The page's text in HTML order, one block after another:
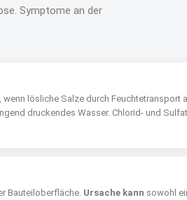
Symptome an der
lösliche Salze durch Feuchtetransport
druckendes Wasser. Chlorid- und
Bauteiloberfläche. Ursache kann sowohl